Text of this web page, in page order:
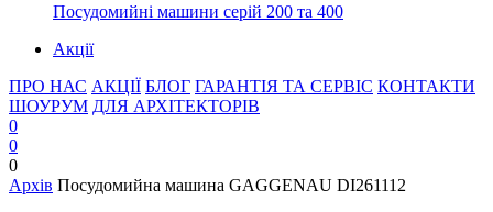
Посудомийні машини серій 200 та 400
Акції
ПРО НАС АКЦІЇ БЛОГ ГАРАНТІЯ ТА СЕРВІС КОНТАКТИ
ШОУРУМ ДЛЯ АРХІТЕКТОРІВ
0
0
0
Архів Посудомийна машина GAGGENAU DI261112